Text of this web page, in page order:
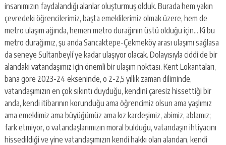
insanımızın faydalandığı alanlar oluşturmuş olduk. Burada hem yakın
çevredeki öğrencilerimiz, başta emeklilerimiz olmak üzere, hem de
metro ulaşım ağında, hemen metro durağının üstü olduğu için… Ki bu
metro durağımız, şu anda Sancaktepe-Çekmeköy arası ulaşımı sağlasa
da seneye Sultanbeyli’ye kadar ulaşıyor olacak. Dolayısıyla ciddi de bir
alandaki vatandaşımız için önemli bir ulaşım noktası. Kent Lokantaları,
bana göre 2023-24 ekseninde, o 2-2,5 yıllık zaman diliminde,
vatandaşımızın en çok sıkıntı duyduğu, kendini çaresiz hissettiği bir
anda, kendi itibarının korunduğu ama öğrencimiz olsun ama yaşlımız
ama emeklimiz ama büyüğümüz ama kız kardeşimiz, abimiz, ablamız;
fark etmiyor, o vatandaşlarımızın moral bulduğu, vatandaşın ihtiyacını
hissedildiği ve yine vatandaşımızın kendi hakkı olan alandan, kendi